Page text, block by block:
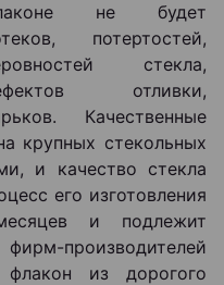
не будет
потертостей,
стекла,
отливки,
Качественные
крупных стекольных
и качество стекла
его изготовления
и подлежит
производителей
флакон из дорогого